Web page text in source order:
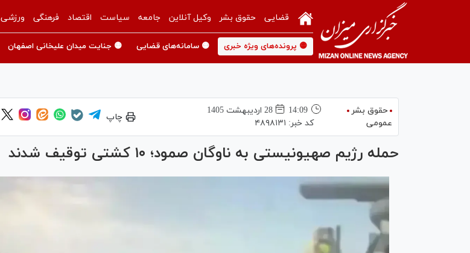
قضایی حقوق بشر وکیل آنلاین جامعه سیاست اقتصاد فرهنگی ورزشی
🟡 پرونده‌های ویژه خبری 🟡 سامانه‌های قضایی 🟡 جنایت میدان علیخانی اصفهان
حقوق بشر
عمومی
14:09
28 ارديبهشت 1405
کد خبر: ۴۸۹۸۱۳۱
چاپ
حمله رژیم صهیونیستی به ناوگان صمود؛ ۱۰ کشتی توقیف شدند